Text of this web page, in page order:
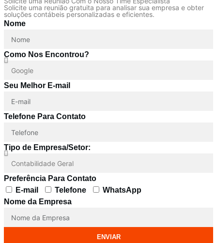
Solicite uma reunião gratuita para analisar sua empresa e obter
soluções contábeis personalizadas e eficientes.
Nome
Como Nos Encontrou?
Seu Melhor E-mail
Telefone Para Contato
Tipo de Empresa/Setor:
Preferência Para Contato
E-mail
Telefone
WhatsApp
Nome da Empresa
ENVIAR